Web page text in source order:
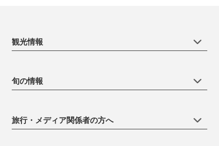
観光情報
旬の情報
旅行・メディア関係者の方へ